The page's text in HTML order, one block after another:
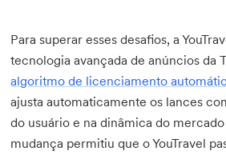
Para superar esses desafios, a
tecnologia avançada de anúncios da
algoritmo de licenciamento
ajusta automaticamente os lances
do usuário e na dinâmica do
mudança permitiu que o YouTravel